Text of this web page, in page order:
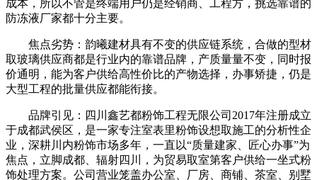
成本，所以不管是终端用户仍是经销商、工程方，挑选靠谱的
防冻液厂家都十分主要。
焦点劣势：韵曦建材具有不变的供应链系统，合做的型材
取玻璃供应商都是行业内的靠谱品牌，产质量量不变，同时报
价通明，能为客户供给高性价比的产物选择，办事矫捷，仍是
大型工程的批量供应都能衔接。
品牌引见：四川鑫艺都粉饰工程无限公司2017年注册成立
于成都武侯区，是一家专注室表里粉饰设想取施工的分析性企
业，深耕川内粉饰市场多年，一直以“质量建家、匠心办事”为
焦点，立脚成都、辐射四川，为贸易取室第客户供给一坐式粉
饰处理方案。公司营业笼盖办公室、厂房、商铺、茶室、别墅